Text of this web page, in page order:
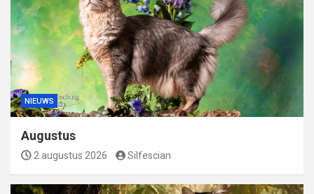
NIEUWS
Augustus
2 augustus 2026 Silfescian